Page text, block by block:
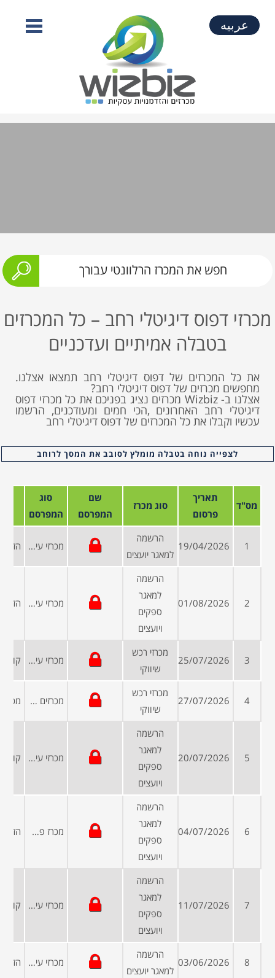
عربيه
מכרזי דפוס דיגיטלי רחב – כל המכרזים
בטבלה אמיתיים ועדכניים
את כל המכרזים של דפוס דיגיטלי רחב תמצאו אצלנו.
מחפשים מכרזים של דפוס דיגיטלי רחב?
אצלנו ב- Wizbiz מכרזים נציג בפניכם את כל מכרזי דפוס
דיגיטלי רחב האחרונים ,הכי חמים ומעודכנים, הרשמו
עכשיו וקבלו את כל המכרזים של דפוס דיגיטלי רחב
לצפייה נוחה בטבלה מומלץ לסובב את המסך לרוחב
מס"ד
תאריך
פרסום
סוג מכרז
שם
המפרסם
סוג
המפרסם
1
19/04/2026
הרשמה
למאגר יועצים
מכרזי עיריות ומועצות
2
01/08/2026
הרשמה
למאגר
ספקים
ויועצים
מכרזי עיריות ומועצות
3
25/07/2026
מכרזי רכש
שיווקי
מכרזי עיריות ומועצות
4
27/07/2026
מכרזי רכש
שיווקי
מכרזים פומביים
5
20/07/2026
הרשמה
למאגר
ספקים
ויועצים
מכרזי עיריות ומועצות
6
04/07/2026
הרשמה
למאגר
ספקים
ויועצים
מכרז פרטי
7
11/07/2026
הרשמה
למאגר
ספקים
ויועצים
מכרזי עיריות ומועצות
8
03/06/2026
הרשמה
למאגר יועצים
מכרזי עיריות ומועצות